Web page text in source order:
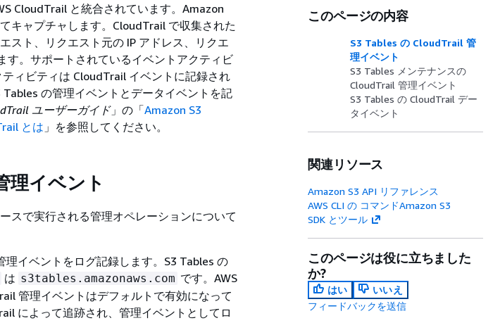
CloudTrail と統合されています。Amazon
キャプチャします。CloudTrail で収集された
スト、リクエスト元の IP アドレス、リクエ
す。サポートされているイベントアクティビ
ィビティは CloudTrail イベントに記録され
の管理イベントとデータイベントを記
ユーザーガイド」の「Amazon S3
とは 」を参照してください。
理イベント
スで実行される管理オペレーションについて
イベントをログ記録します。S3 Tables の
は s3tables.amazonaws.com です。AWS
管理イベントはデフォルトで有効になって
によって追跡され、管理イベントとしてロ
このページの内容
S3 Tables の CloudTrail 管
理イベント
S3 Tables メンテナンスの
CloudTrail 管理イベント
S3 Tables の CloudTrail デー
タイベント
関連リソース
Amazon S3 API リファレンス
AWS CLI の コマンドAmazon S3
SDK とツール
このページは役に立ちました
か?
はい
いいえ
フィードバックを送信